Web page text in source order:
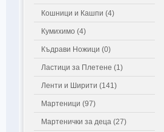
Кошници и Кашпи (4)
Кумихимо (4)
Къдрави Ножици (0)
Ластици за Плетене (1)
Ленти и Ширити (141)
Мартеници (97)
Мартенички за деца (27)